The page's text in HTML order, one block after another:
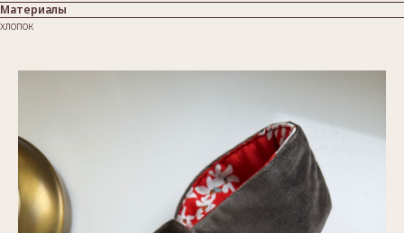
Материалы
хлопок